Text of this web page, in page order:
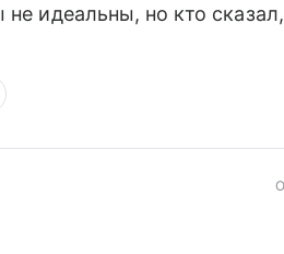
идеальны, но кто